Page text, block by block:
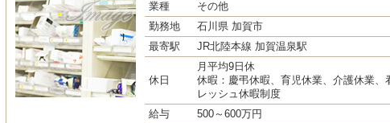
業種
その他
勤務地
石川県 加賀市
最寄駅
JR北陸本線 加賀温泉駅
休日
月平均9日休
休暇：慶弔休暇、育児休業、介護休業
レッシュ休暇制度
給与
500～600万円